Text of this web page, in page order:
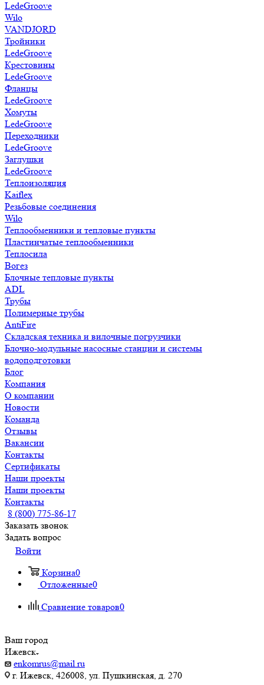
LedeGroove
Wilo
VANDJORD
Тройники
LedeGroove
Крестовины
LedeGroove
Фланцы
LedeGroove
Хомуты
LedeGroove
Переходники
LedeGroove
Заглушки
LedeGroove
Теплоизоляция
Kaiflex
Резьбовые соединения
Wilo
Теплообменники и тепловые пункты
Пластинчатые теплообменники
Теплосила
Вогез
Блочные тепловые пункты
ADL
Трубы
Полимерные трубы
AntiFire
Складская техника и вилочные погрузчики
Блочно-модульные насосные станции и системы
водоподготовки
Блог
Компания
О компании
Новости
Команда
Отзывы
Вакансии
Контакты
Сертификаты
Наши проекты
Наши проекты
Контакты
8 (800) 775-86-17
Заказать звонок
Задать вопрос
Войти
Корзина0
Отложенные0
Сравнение товаров0
Ваш город
Ижевск
enkomrus@mail.ru
г. Ижевск, 426008, ул. Пушкинская, д. 270